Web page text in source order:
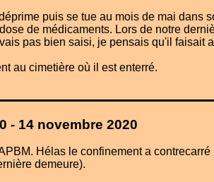
puis se tue au mois de mai dans
de médicaments. Lors de notre
pas bien saisi, je pensais qu'il faisait
au cimetière où il est enterré.
- 14 novembre 2020
Hélas le confinement a contrecarré
demeure).